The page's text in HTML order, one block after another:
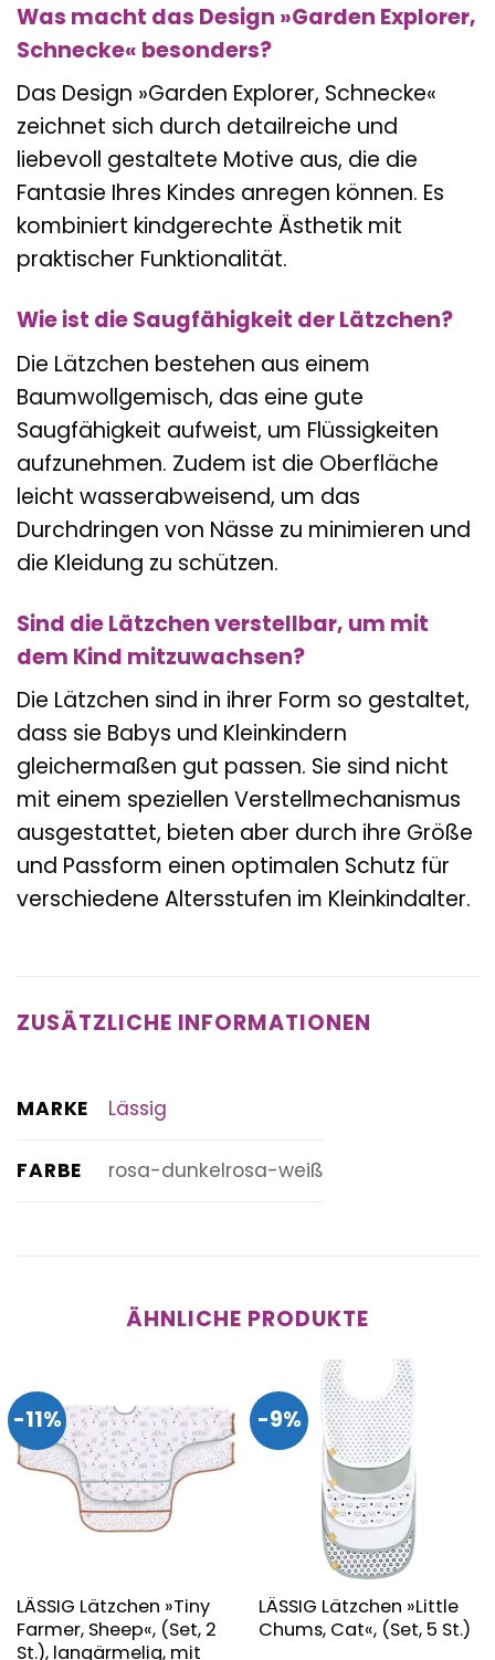
Was macht das Design »Garden Explorer,
Schnecke« besonders?
Das Design »Garden Explorer, Schnecke«
zeichnet sich durch detailreiche und
liebevoll gestaltete Motive aus, die die
Fantasie Ihres Kindes anregen können. Es
kombiniert kindgerechte Ästhetik mit
praktischer Funktionalität.
Wie ist die Saugfähigkeit der Lätzchen?
Die Lätzchen bestehen aus einem
Baumwollgemisch, das eine gute
Saugfähigkeit aufweist, um Flüssigkeiten
aufzunehmen. Zudem ist die Oberfläche
leicht wasserabweisend, um das
Durchdringen von Nässe zu minimieren und
die Kleidung zu schützen.
Sind die Lätzchen verstellbar, um mit
dem Kind mitzuwachsen?
Die Lätzchen sind in ihrer Form so gestaltet,
dass sie Babys und Kleinkindern
gleichermaßen gut passen. Sie sind nicht
mit einem speziellen Verstellmechanismus
ausgestattet, bieten aber durch ihre Größe
und Passform einen optimalen Schutz für
verschiedene Altersstufen im Kleinkindalter.
ZUSÄTZLICHE INFORMATIONEN
MARKE Lässig
FARBE rosa-dunkelrosa-weiß
ÄHNLICHE PRODUKTE
-11%
LÄSSIG Lätzchen »Tiny
Farmer, Sheep«, (Set, 2
St.), langärmelig, mit
-9%
LÄSSIG Lätzchen »Little
Chums, Cat«, (Set, 5 St.)